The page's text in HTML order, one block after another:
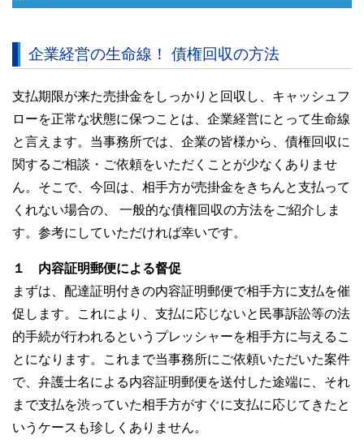
企業経営の生命線！ 債権回収の方法
支払期限が来た売掛金をしっかりと回収し、キャッシュフ
ローを正常な状態に保つことは、企業経営にとって生命線
と言えます。当事務所では、企業の皆様から、債権回収に
関するご相談・ご依頼をいただくことが少なくありませ
ん。そこで、今回は、相手方が売掛金をきちんと支払って
くれない場合の、 一般的な債権回収の方法をご紹介しま
す。参考にしていただければ幸いです。
１ 内容証明郵便による督促
まずは、配達証明付きの内容証明郵便で相手方に支払を催
促します。これにより、支払に応じないと民事訴訟等の法
的手続が行われるというプレッシャーを相手方に与えるこ
とになります。これまで当事務所にご依頼いただいた案件
で、弁護士名による内容証明郵便を送付した途端に、それ
まで支払を渋っていた相手方がすぐに支払に応じてきたと
いうケースも珍しくありません。